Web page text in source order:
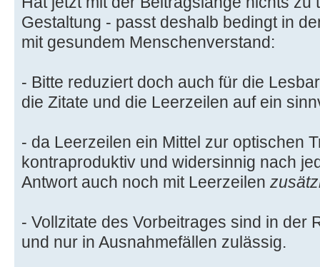
Gestaltung - passt deshalb bedingt in
mit gesundem Menschenverstand:
- Bitte reduziert doch auch für die
die Zitate und die Leerzeilen auf ein
- da Leerzeilen ein Mittel zur optischen
kontraproduktiv und widersinnig nach
Antwort auch noch mit Leerzeilen
- Vollzitate des Vorbeitrages sind in der
und nur in Ausnahmefällen zulässig.